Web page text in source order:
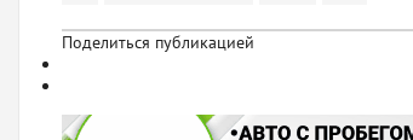
Поделиться публикацией